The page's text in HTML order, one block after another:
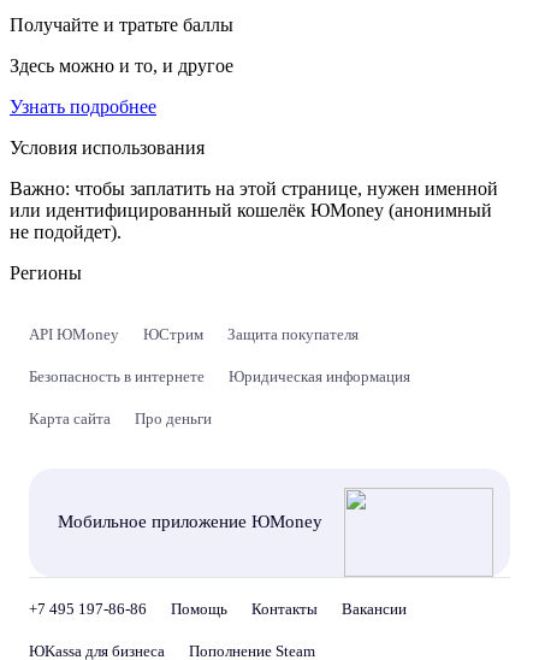
Получайте и тратьте баллы
Здесь можно и то, и другое
Узнать подробнее
Условия использования
Важно: чтобы заплатить на этой странице, нужен именной
или идентифицированный кошелёк ЮMoney (анонимный
не подойдет).
Регионы
API ЮMoney ЮСтрим Защита покупателя
Безопасность в интернете Юридическая информация
Карта сайта Про деньги
Мобильное приложение ЮMoney
+7 495 197-86-86 Помощь Контакты Вакансии
ЮKassa для бизнеса Пополнение Steam